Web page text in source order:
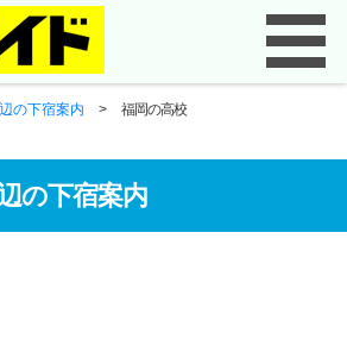
の下宿案内 >福岡の高校
の下宿案内